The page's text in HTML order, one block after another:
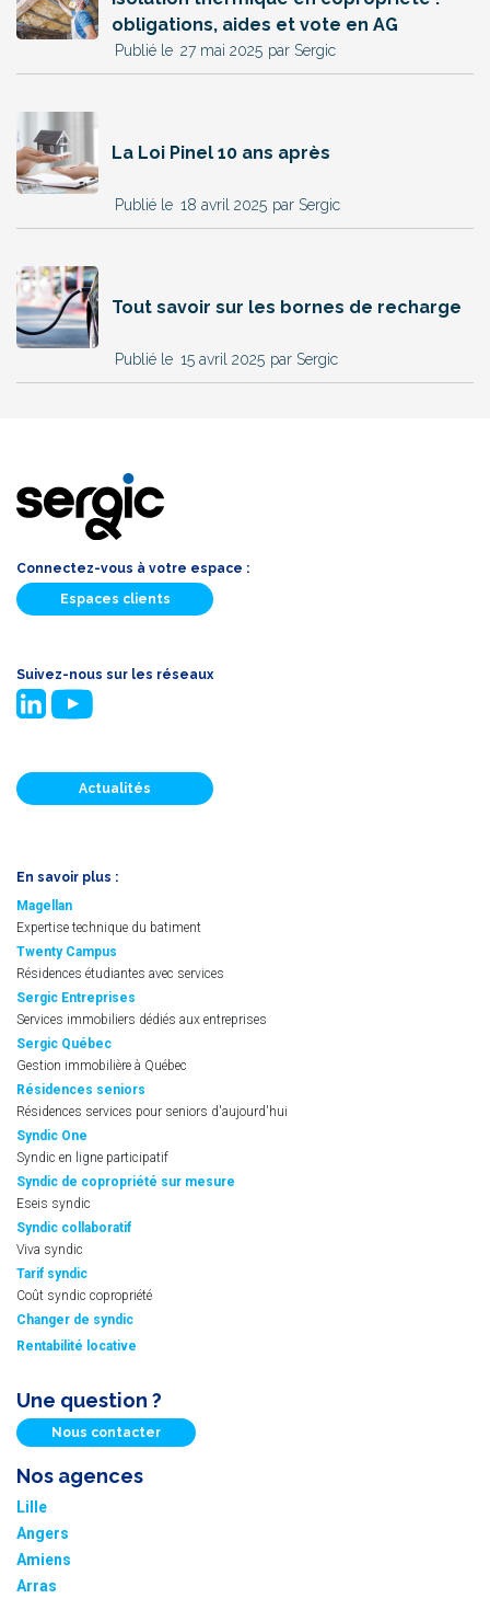
obligations, aides et vote en AG
par Sergic
27 mai 2025
La Loi Pinel 10 ans après
par Sergic
18 avril 2025
Tout savoir sur les bornes de recharge
par Sergic
15 avril 2025
Connectez-vous à votre espace :
Espaces clients
Suivez-nous sur les réseaux
Actualités
En savoir plus :
Magellan
Expertise technique du batiment
Twenty Campus
Résidences étudiantes avec services
Sergic Entreprises
Services immobiliers dédiés aux entreprises
Sergic Québec
Gestion immobilière à Québec
Résidences seniors
Résidences services pour seniors d'aujourd'hui
Syndic One
Syndic en ligne participatif
Syndic de copropriété sur mesure
Eseis syndic
Syndic collaboratif
Viva syndic
Tarif syndic
Coût syndic copropriété
Changer de syndic
Rentabilité locative
Une question ?
Nous contacter
Nos agences
Lille
Angers
Amiens
Arras